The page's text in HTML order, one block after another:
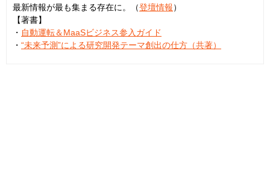
最新情報が最も集まる存在に。（登壇情報）
【著書】
・ 自動運転＆MaaSビジネス参入ガイド
・ “未来予測”による研究開発テーマ創出の仕方（共著）